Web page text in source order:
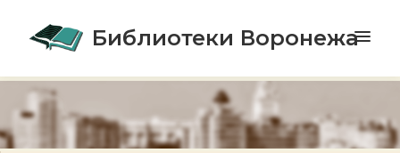
Библиотеки Воронежа